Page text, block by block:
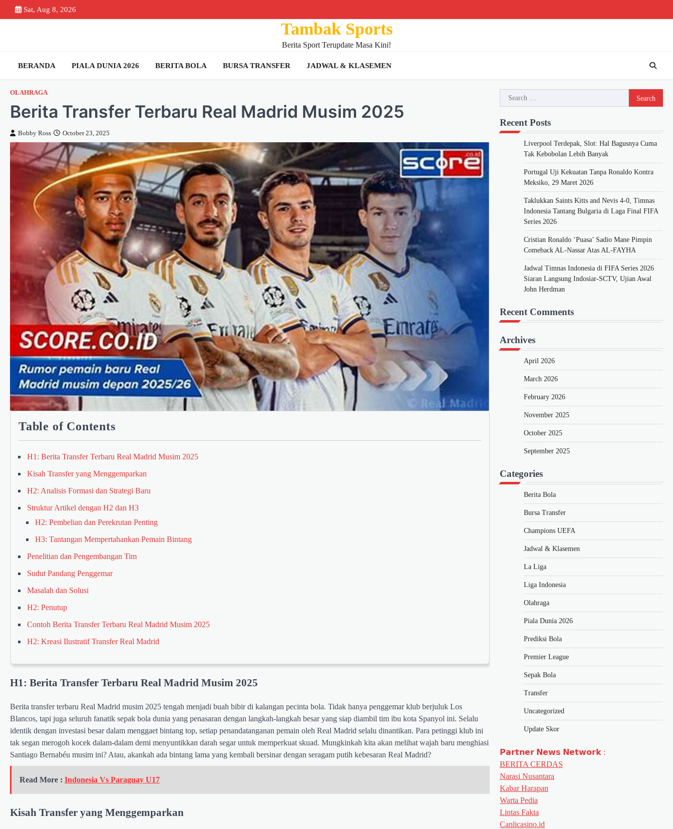
to
Sat, Aug 8, 2026
Tambak Sports
Berita Sport Terupdate Masa Kini!
BERANDA PIALA DUNIA 2026 BERITA BOLA BURSA TRANSFER JADWAL & KLASEMEN
OLAHRAGA
Berita Transfer Terbaru Real Madrid Musim 2025
Bobby Ross October 23, 2025
Table of Contents
H1: Berita Transfer Terbaru Real Madrid Musim 2025
Kisah Transfer yang Menggemparkan
H2: Analisis Formasi dan Strategi Baru
Struktur Artikel dengan H2 dan H3
H2: Pembelian dan Perekrutan Penting
H3: Tantangan Mempertahankan Pemain Bintang
Penelitian dan Pengembangan Tim
Sudut Pandang Penggemar
Masalah dan Solusi
H2: Penutup
Contoh Berita Transfer Terbaru Real Madrid Musim 2025
H2: Kreasi Ilustratif Transfer Real Madrid
H1: Berita Transfer Terbaru Real Madrid Musim 2025
Berita transfer terbaru Real Madrid musim 2025 tengah menjadi buah bibir di kalangan pecinta bola. Tidak hanya penggemar klub berjuluk Los
Blancos, tapi juga seluruh fanatik sepak bola dunia yang penasaran dengan langkah-langkah besar yang siap diambil tim ibu kota Spanyol ini. Selalu
identik dengan investasi besar dalam menggaet bintang top, setiap penandatanganan pemain oleh Real Madrid selalu dinantikan. Para petinggi klub ini
tak segan merogoh kocek dalam-dalam demi menyuntikkan darah segar untuk memperkuat skuad. Mungkinkah kita akan melihat wajah baru menghiasi
Santiago Bernabéu musim ini? Atau, akankah ada bintang lama yang kembali bersinar dengan seragam putih kebesaran Real Madrid?
Read More : Indonesia Vs Paraguay U17
Kisah Transfer yang Menggemparkan
Search
for:
Recent Posts
Liverpool Terdepak, Slot: Hal Bagusnya Cuma
Tak Kebobolan Lebih Banyak
Portugal Uji Kekuatan Tanpa Ronaldo Kontra
Meksiko, 29 Maret 2026
Taklukkan Saints Kitts and Nevis 4-0, Timnas
Indonesia Tantang Bulgaria di Laga Final FIFA
Series 2026
Cristian Ronaldo ‘Puasa’ Sadio Mane Pimpin
Comeback AL-Nassar Atas AL-FAYHA
Jadwal Timnas Indonesia di FIFA Series 2026
Siaran Langsung Indosiar-SCTV, Ujian Awal
John Herdman
Recent Comments
Archives
April 2026
March 2026
February 2026
November 2025
October 2025
September 2025
Categories
Berita Bola
Bursa Transfer
Champions UEFA
Jadwal & Klasemen
La Liga
Liga Indonesia
Olahraga
Piala Dunia 2026
Prediksi Bola
Premier League
Sepak Bola
Transfer
Uncategorized
Update Skor
𝗣𝗮𝗿𝘁𝗻𝗲𝗿 𝗡𝗲𝘄𝘀 𝗡𝗲𝘁𝘄𝗼𝗿𝗸 :
BERITA CERDAS
Narasi Nusantara
Kabar Harapan
Warta Pedia
Lintas Fakta
Canlicasino.id